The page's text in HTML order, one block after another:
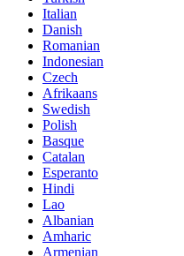
Italian
Danish
Romanian
Indonesian
Czech
Afrikaans
Swedish
Polish
Basque
Catalan
Esperanto
Hindi
Lao
Albanian
Amharic
Armenian